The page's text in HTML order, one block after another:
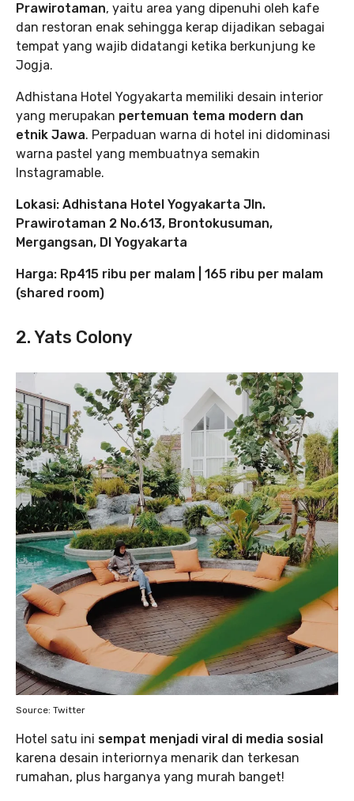
Prawirotaman, yaitu area yang dipenuhi oleh kafe
dan restoran enak sehingga kerap dijadikan sebagai
tempat yang wajib didatangi ketika berkunjung ke
Jogja.
Adhistana Hotel Yogyakarta memiliki desain interior
yang merupakan pertemuan tema modern dan
etnik Jawa. Perpaduan warna di hotel ini didominasi
warna pastel yang membuatnya semakin
Instagramable.
Lokasi: Adhistana Hotel Yogyakarta Jln.
Prawirotaman 2 No.613, Brontokusuman,
Mergangsan, DI Yogyakarta
Harga: Rp415 ribu per malam | 165 ribu per malam
(shared room)
2. Yats Colony
Source: Twitter
Hotel satu ini sempat menjadi viral di media sosial
karena desain interiornya menarik dan terkesan
rumahan, plus harganya yang murah banget!